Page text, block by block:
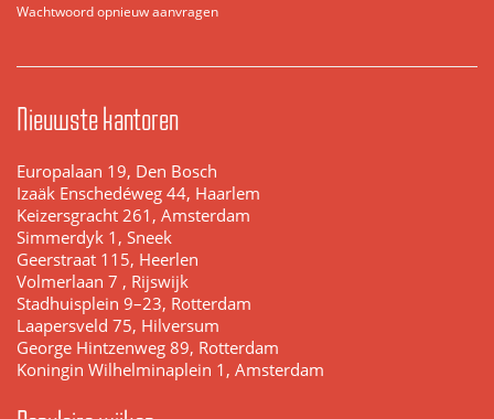
Wachtwoord opnieuw aanvragen
Nieuwste kantoren
Europalaan 19, Den Bosch
Izaäk Enschedéweg 44, Haarlem
Keizersgracht 261, Amsterdam
Simmerdyk 1, Sneek
Geerstraat 115, Heerlen
Volmerlaan 7 , Rijswijk
Stadhuisplein 9–23, Rotterdam
Laapersveld 75, Hilversum
George Hintzenweg 89, Rotterdam
Koningin Wilhelminaplein 1, Amsterdam